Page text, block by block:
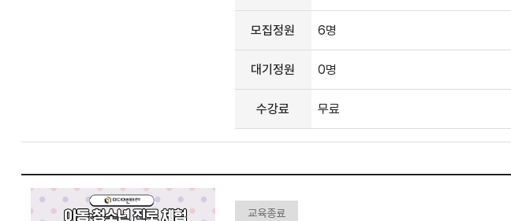
모집정원 6명
대기정원 0명
수강료 무료
교육종료